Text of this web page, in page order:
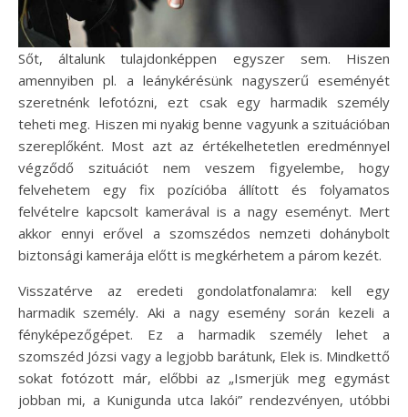
Sőt, általunk tulajdonképpen egyszer sem. Hiszen
amennyiben pl. a leánykérésünk nagyszerű eseményét
szeretnénk lefotózni, ezt csak egy harmadik személy
teheti meg. Hiszen mi nyakig benne vagyunk a szituációban
szereplőként. Most azt az értékelhetetlen eredménnyel
végződő szituációt nem veszem figyelembe, hogy
felvehetem egy fix pozícióba állított és folyamatos
felvételre kapcsolt kamerával is a nagy eseményt. Mert
akkor ennyi erővel a szomszédos nemzeti dohánybolt
biztonsági kamerája előtt is megkérhetem a párom kezét.
Visszatérve az eredeti gondolatfonalamra: kell egy
harmadik személy. Aki a nagy esemény során kezeli a
fényképezőgépet. Ez a harmadik személy lehet a
szomszéd Józsi vagy a legjobb barátunk, Elek is. Mindkettő
sokat fotózott már, előbbi az „Ismerjük meg egymást
jobban mi, a Kunigunda utca lakói” rendezvényen, utóbbi